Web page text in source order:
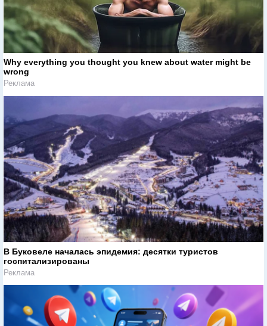
Why everything you thought you knew about water might be
wrong
Реклама
В Буковеле началась эпидемия: десятки туристов
госпитализированы
Реклама